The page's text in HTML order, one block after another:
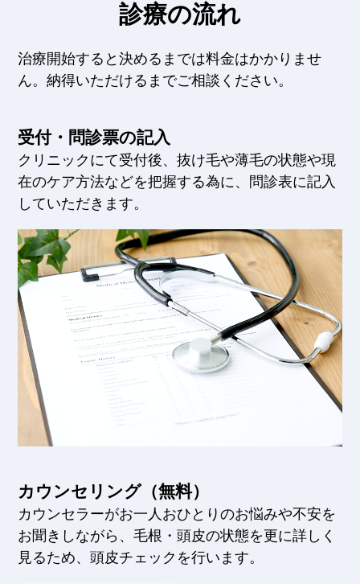
診療の流れ
治療開始すると決めるまでは料金はかかりませ
ん。納得いただけるまでご相談ください。
受付・問診票の記入
クリニックにて受付後、抜け毛や薄毛の状態や現
在のケア方法などを把握する為に、問診表に記入
していただきます。
カウンセリング（無料）
カウンセラーがお一人おひとりのお悩みや不安を
お聞きしながら、毛根・頭皮の状態を更に詳しく
見るため、頭皮チェックを行います。